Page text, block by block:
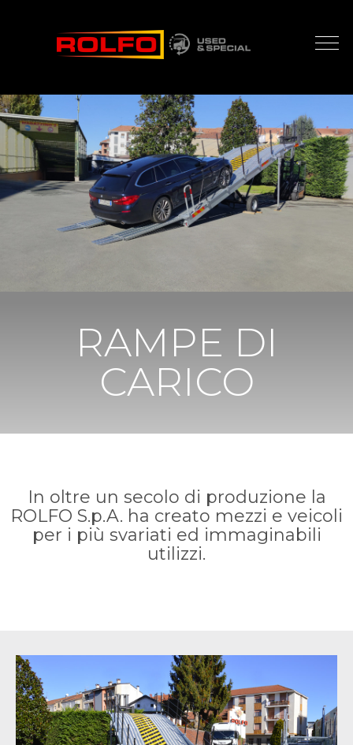
RAMPE DI
CARICO
In oltre un secolo di produzione la
ROLFO S.p.A. ha creato mezzi e veicoli
per i più svariati ed immaginabili
utilizzi.